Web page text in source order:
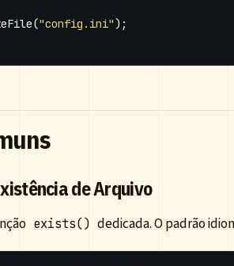
("config.ini");
de Arquivo
exists() dedicada. O padrão